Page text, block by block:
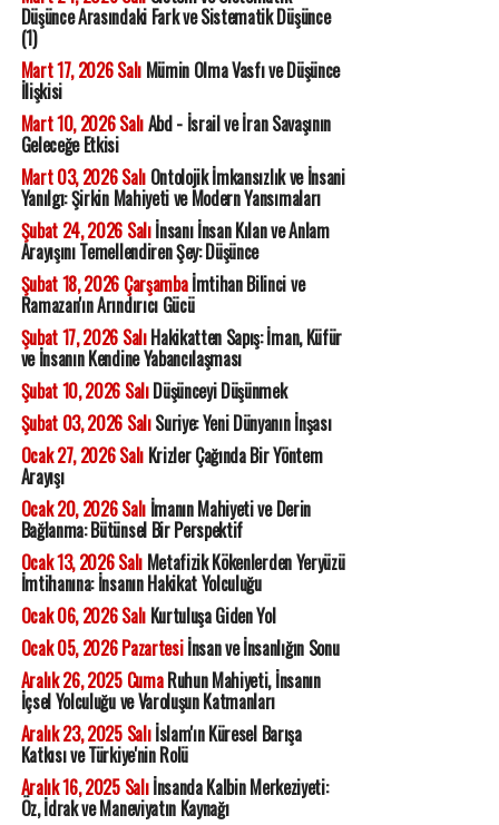
Düşünce Arasındaki Fark ve Sistematik Düşünce
(1)
Mart 17, 2026 SalıMümin Olma Vasfı ve Düşünce
İlişkisi
Mart 10, 2026 SalıAbd - İsrail ve İran Savaşının
Geleceğe Etkisi
Mart 03, 2026 SalıOntolojik İmkansızlık ve İnsani
Yanılgı: Şirkin Mahiyeti ve Modern Yansımaları
Şubat 24, 2026 Salıİnsanı İnsan Kılan ve Anlam
Arayışını Temellendiren Şey: Düşünce
Şubat 18, 2026 Çarşambaİmtihan Bilinci ve
Ramazan'ın Arındırıcı Gücü
Şubat 17, 2026 SalıHakikatten Sapış: İman, Küfür
ve İnsanın Kendine Yabancılaşması
Şubat 10, 2026 SalıDüşünceyi Düşünmek
Şubat 03, 2026 SalıSuriye: Yeni Dünyanın İnşası
Ocak 27, 2026 SalıKrizler Çağında Bir Yöntem
Arayışı
Ocak 20, 2026 Salıİmanın Mahiyeti ve Derin
Bağlanma: Bütünsel Bir Perspektif
Ocak 13, 2026 SalıMetafizik Kökenlerden Yeryüzü
İmtihanına: İnsanın Hakikat Yolculuğu
Ocak 06, 2026 SalıKurtuluşa Giden Yol
Ocak 05, 2026 Pazartesiİnsan ve İnsanlığın Sonu
Aralık 26, 2025 CumaRuhun Mahiyeti, İnsanın
İçsel Yolculuğu ve Varoluşun Katmanları
Aralık 23, 2025 Salıİslam'ın Küresel Barışa
Katkısı ve Türkiye'nin Rolü
Aralık 16, 2025 Salıİnsanda Kalbin Merkeziyeti:
Öz, İdrak ve Maneviyatın Kaynağı